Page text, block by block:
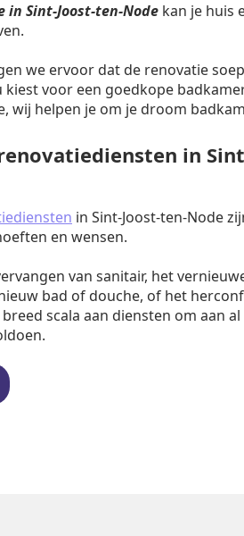
Sint-Joost-ten-Node kan je huis
we ervoor dat de renovatie
voor een goedkope
wij helpen je om je droom
in
in Sint-Joost-ten-Node
en wensen.
van sanitair, het
bad of douche, of het
scala aan diensten om aan